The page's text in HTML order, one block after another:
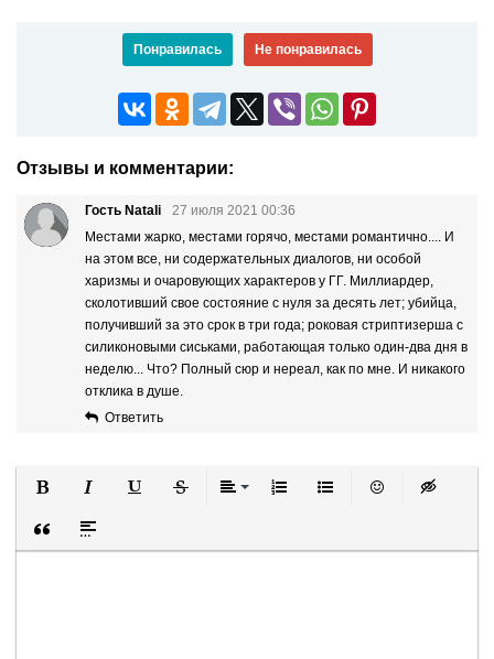
Понравилась Не понравилась
Отзывы и комментарии:
Гость Natali
27 июля 2021 00:36
Местами жарко, местами горячо, местами романтично.... И
на этом все, ни содержательных диалогов, ни особой
харизмы и очаровующих характеров у ГГ. Миллиардер,
сколотивший свое состояние с нуля за десять лет; убийца,
получивший за это срок в три года; роковая стриптизерша с
силиконовыми сиськами, работающая только один-два дня в
неделю... Что? Полный сюр и нереал, как по мне. И никакого
отклика в душе.
Ответить
Вставка цитаты
Вставка спойлера